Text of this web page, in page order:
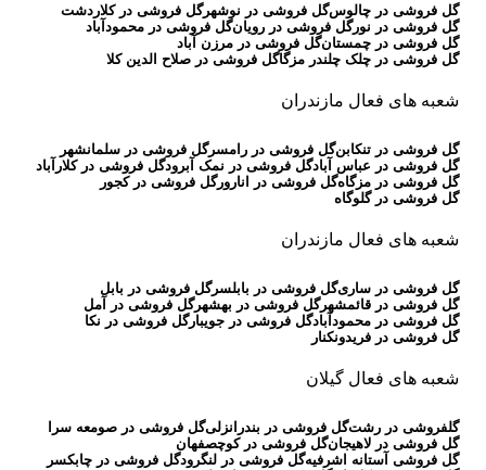
گل فروشی در چالوسگل فروشی در نوشهرگل فروشی در کلاردشت
گل فروشی در نورگل فروشی در رویانگل فروشی در محمودآباد
گل فروشی در چمستانگل فروشی در مرزن آباد
گل فروشی در چلک چلندر مزگاگل فروشی در صلاح الدین کلا
شعبه های فعال مازندران
گل فروشی در تنکابنگل فروشی در رامسرگل فروشی در سلمانشهر
گل فروشی در عباس آبادگل فروشی در نمک آبرودگل فروشی در کلارآباد
گل فروشی در مزگاهگل فروشی در انارورگل فروشی در کجور
گل فروشی در گلوگاه
شعبه های فعال مازندران
گل فروشی در ساریگل فروشی در بابلسرگل فروشی در بابل
گل فروشی در قائمشهرگل فروشی در بهشهرگل فروشی در آمل
گل فروشی در محمودآبادگل فروشی در جویبارگل فروشی در نکا
گل فروشی در فریدونکنار
شعبه های فعال گیلان
گلفروشی در رشتگل فروشی در بندرانزلیگل فروشی در صومعه سرا
گل فروشی در لاهیجانگل فروشی در کوچصفهان
گل فروشی آستانه اشرفیهگل فروشی در لنگرودگل فروشی در چابکسر